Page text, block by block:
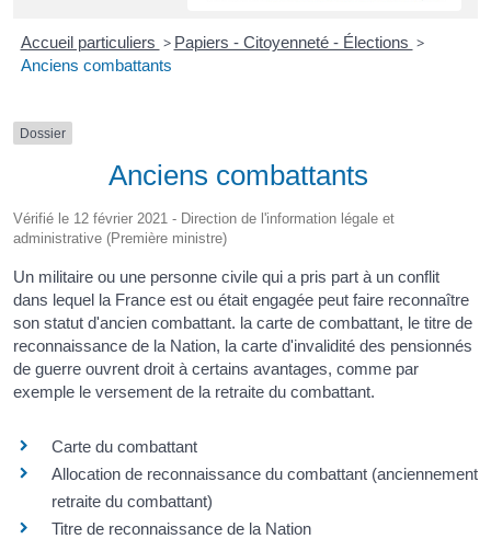
Accueil particuliers > Papiers - Citoyenneté - Élections >
Anciens combattants
Dossier
Anciens combattants
Vérifié le 12 février 2021 - Direction de l'information légale et
administrative (Première ministre)
Un militaire ou une personne civile qui a pris part à un conflit
dans lequel la France est ou était engagée peut faire reconnaître
son statut d'ancien combattant. la carte de combattant, le titre de
reconnaissance de la Nation, la carte d'invalidité des pensionnés
de guerre ouvrent droit à certains avantages, comme par
exemple le versement de la retraite du combattant.
Carte du combattant
Allocation de reconnaissance du combattant (anciennement
retraite du combattant)
Titre de reconnaissance de la Nation